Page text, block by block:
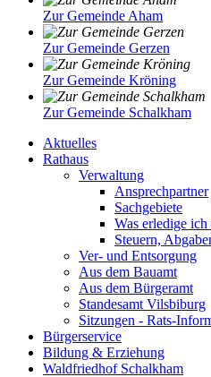
Zur Gemeinde Aham
Zur Gemeinde Gerzen
Zur Gemeinde Kröning
Zur Gemeinde Schalkham
Aktuelles
Rathaus
Verwaltung
Ansprechpartner
Sachgebiete
Was erledige
Steuern,
Ver- und Entsorgung
Aus dem Bauamt
Aus dem Bürgeramt
Standesamt Vilsbiburg
Sitzungen - Rats-
Bürgerservice
Bildung & Erziehung
Waldfriedhof Schalkham